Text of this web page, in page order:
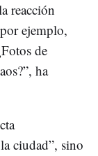
reacción
ejemplo,
de
ha
ciudad”, sino